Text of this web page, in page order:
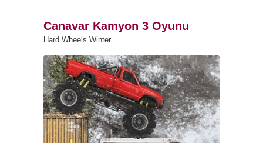
Canavar Kamyon 3 Oyunu
Hard Wheels Winter